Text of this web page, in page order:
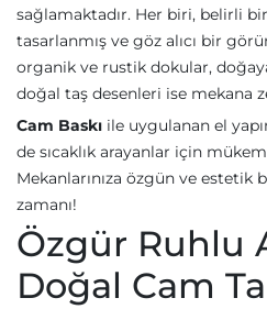
sağlamaktadır. Her biri, belirli
tasarlanmış ve göz alıcı bir
organik ve rustik dokular,
doğal taş desenleri ise mekana
Cam Baskı ile uygulanan el
de sıcaklık arayanlar için
Mekanlarınıza özgün ve estetik
zamanı!
Özgür Ruhlu
Doğal Cam